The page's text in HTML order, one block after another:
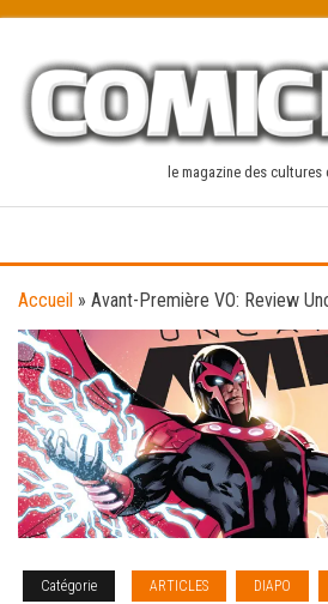
content
le magazine des cultures
Accueil » Avant-Première VO: Review
Catégorie ARTICLES DIAPO